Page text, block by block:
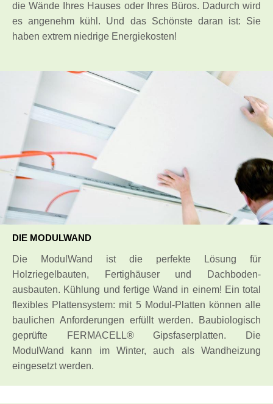
die Wände Ihres Hauses oder Ihres Büros. Dadurch wird
es angenehm kühl. Und das Schönste daran ist: Sie
haben extrem niedrige Energiekosten!
DIE MODULWAND
Die ModulWand ist die perfekte Lösung für
Holzriegelbauten, Fertighäuser und Dachboden-
ausbauten. Kühlung und fertige Wand in einem! Ein total
flexibles Plattensystem: mit 5 Modul-Platten können alle
baulichen Anforderungen erfüllt werden. Baubiologisch
geprüfte FERMACELL® Gipsfaserplatten. Die
ModulWand kann im Winter, auch als Wandheizung
eingesetzt werden.